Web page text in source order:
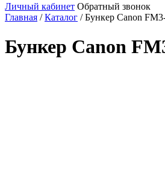
Личный кабинет Обратный звонок
Главная /Каталог /Бункер Canon
Бункер Canon